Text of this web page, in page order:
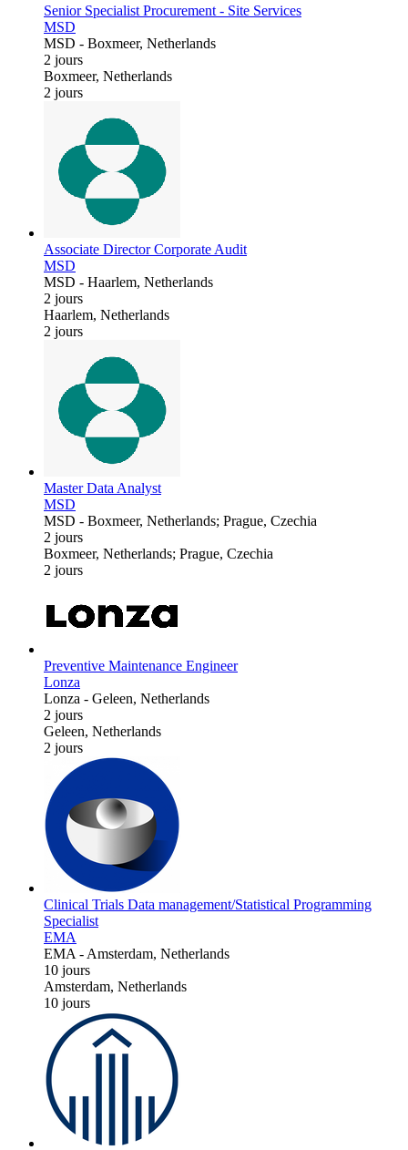
Senior Specialist Procurement - Site Services
MSD
MSD - Boxmeer, Netherlands
2 jours
Boxmeer, Netherlands
2 jours
Associate Director Corporate Audit
MSD
MSD - Haarlem, Netherlands
2 jours
Haarlem, Netherlands
2 jours
Master Data Analyst
MSD
MSD - Boxmeer, Netherlands; Prague, Czechia
2 jours
Boxmeer, Netherlands; Prague, Czechia
2 jours
Preventive Maintenance Engineer
Lonza
Lonza - Geleen, Netherlands
2 jours
Geleen, Netherlands
2 jours
Clinical Trials Data management/Statistical Programming
Specialist
EMA
EMA - Amsterdam, Netherlands
10 jours
Amsterdam, Netherlands
10 jours